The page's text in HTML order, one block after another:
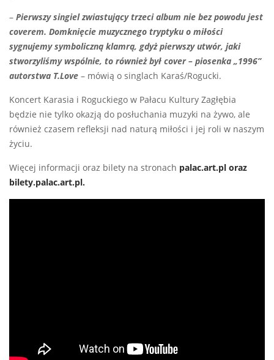
– Pierwszy singiel zwiastujący trzeci album nie bez powodu jest
coverem. Domknięcie muzycznego tryptyku o miłości
sygnujemy symboliczną klamrą, gdyż pierwszy utwór, jaki
stworzyliśmy wspólnie, to również był cover – piosenka „1996”
autorstwa T.Love – mówią o singlach Karaś/Rogucki.
Koncert Karasia i Roguckiego w Pałacu Kultury Zagłębia
będzie nie tylko okazją do posłuchania muzyki na żywo, ale
również czasem refleksji nad naturą miłości i jej roli w naszym
życiu.
Więcej informacji oraz bilety na stronach palac.art.pl oraz
bilety.palac.art.pl.